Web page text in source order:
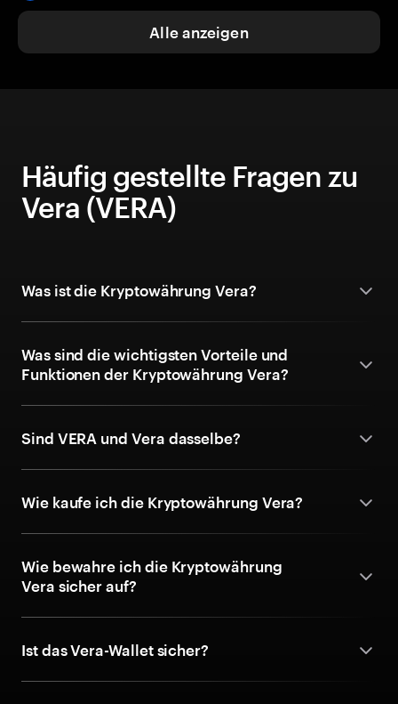
Alle anzeigen
Häufig gestellte Fragen zu
Vera (VERA)
Was ist die Kryptowährung Vera?
Was sind die wichtigsten Vorteile und
Funktionen der Kryptowährung Vera?
Sind VERA und Vera dasselbe?
Wie kaufe ich die Kryptowährung Vera?
Wie bewahre ich die Kryptowährung
Vera sicher auf?
Ist das Vera-Wallet sicher?